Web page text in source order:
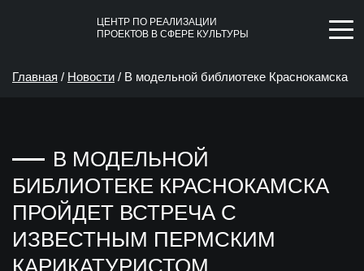
ЦЕНТР ПО РЕАЛИЗАЦИИ
ПРОЕКТОВ В СФЕРЕ КУЛЬТУРЫ
Главная / Новости / В модельной библиотеке Краснокамска
В МОДЕЛЬНОЙ
БИБЛИОТЕКЕ КРАСНОКАМСКА
ПРОЙДЕТ ВСТРЕЧА С
ИЗВЕСТНЫМ ПЕРМСКИМ
КАРИКАТУРИСТОМ